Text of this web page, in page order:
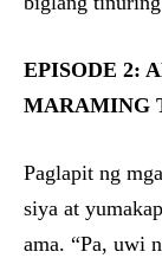
EPISODE 2:
MARAMING
Paglapit ng
siya at
ama. “Pa, uwi